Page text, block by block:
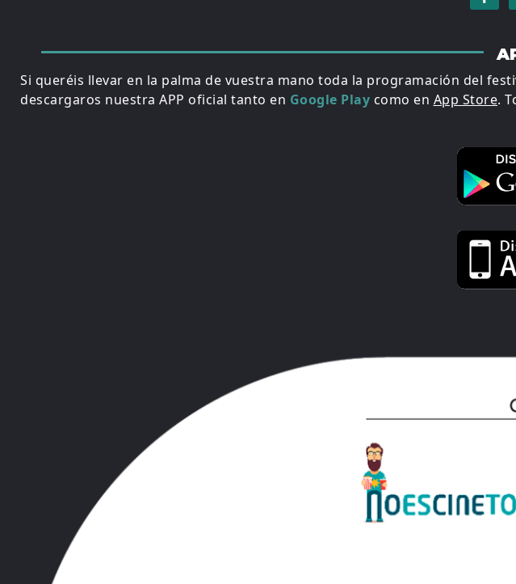
Si queréis llevar en la palma de vuestra mano toda la programación del
descargaros nuestra APP oficial tanto en Google Play como en App Store.